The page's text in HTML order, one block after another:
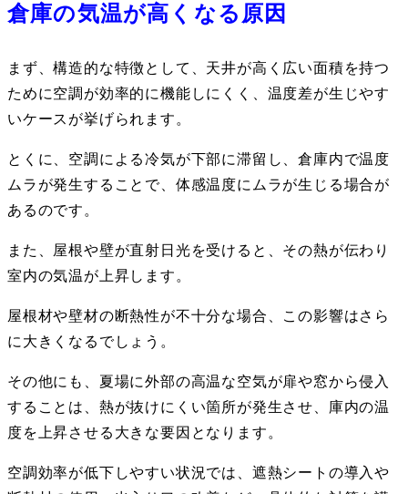
倉庫の気温が高くなる原因
まず、構造的な特徴として、天井が高く広い面積を持つ
ために空調が効率的に機能しにくく、温度差が生じやす
いケースが挙げられます。
とくに、空調による冷気が下部に滞留し、倉庫内で温度
ムラが発生することで、体感温度にムラが生じる場合が
あるのです。
また、屋根や壁が直射日光を受けると、その熱が伝わり
室内の気温が上昇します。
屋根材や壁材の断熱性が不十分な場合、この影響はさら
に大きくなるでしょう。
その他にも、夏場に外部の高温な空気が扉や窓から侵入
することは、熱が抜けにくい箇所が発生させ、庫内の温
度を上昇させる大きな要因となります。
空調効率が低下しやすい状況では、遮熱シートの導入や